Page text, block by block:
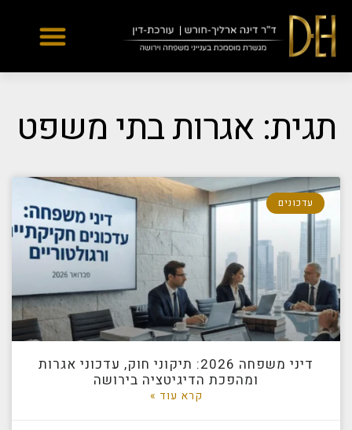
Yes
...
תגית: אגרות בתי משפט
עדכונים
דיני משפחה 2026: תיקוני חוק, עדכוני אגרות
ומהפכת הדיגיטציה בירושה
קרא עוד »